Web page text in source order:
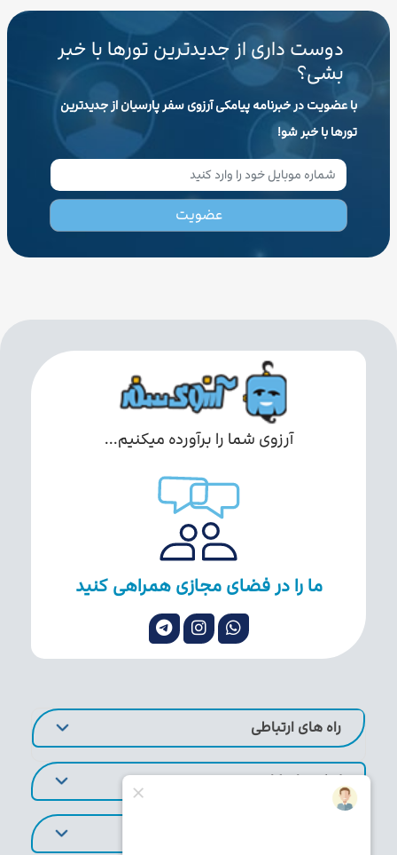
دوست داری از جدیدترین تورها با خبر
بشی؟
با عضویت در خبرنامه پیامکی آرزوی سفر پارسیان از جدیدترین
تورها با خبر شو!
عضویت
آرزوی شما را برآورده میکنیم...
ما را در فضای مجازی همراهی کنید
راه های ارتباطی
لینک های کاربردی